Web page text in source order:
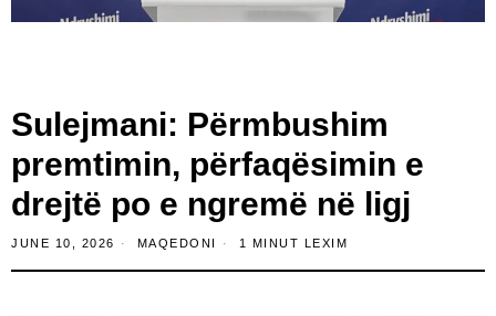
Sulejmani: Përmbushim
premtimin, përfaqësimin e
drejtë po e ngremë në ligj
JUNE 10, 2026 MAQEDONI 1 MINUT LEXIM